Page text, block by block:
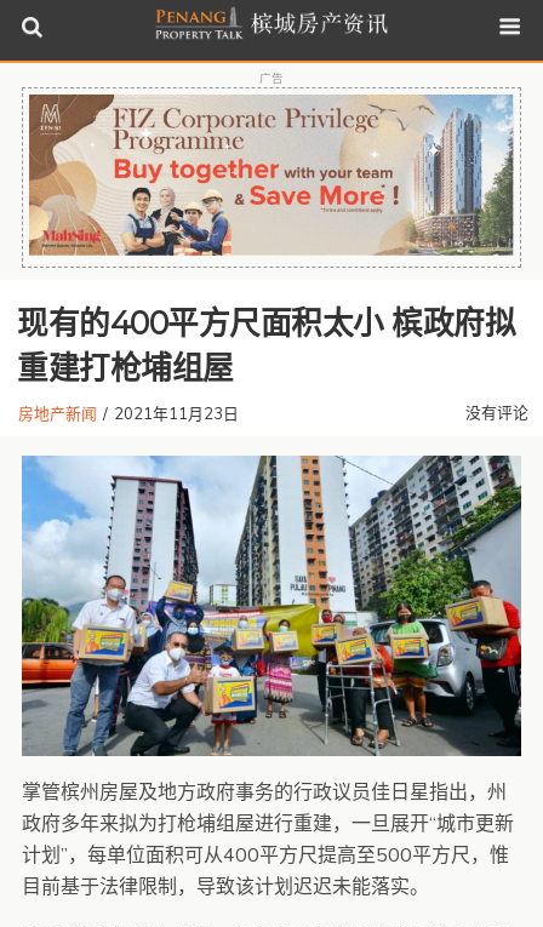
广告
现有的400平方尺面积太小 槟政府拟
重建打枪埔组屋
房地产新闻 / 2021年11月23日 没有评论
掌管槟州房屋及地方政府事务的行政议员佳日星指出，州
政府多年来拟为打枪埔组屋进行重建，一旦展开“城市更新
计划”，每单位面积可从400平方尺提高至500平方尺，惟
目前基于法律限制，导致该计划迟迟未能落实。